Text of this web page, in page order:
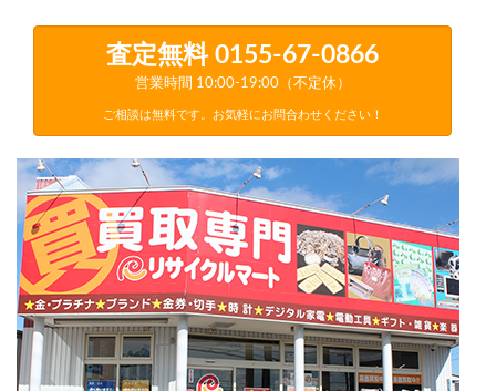
査定無料 0155-67-0866
営業時間 10:00-19:00（不定休）
ご相談は無料です。お気軽にお問合わせください！